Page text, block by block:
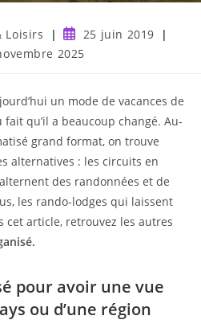
Loisirs
25 juin 2019
2025
un mode de vacances de
qu’il a beaucoup changé. Au-
grand format, on trouve
alternatives : les circuits en
des randonnées et de
les rando-lodges qui laissent
article, retrouvez les autres
pour avoir une vue
ou d’une région